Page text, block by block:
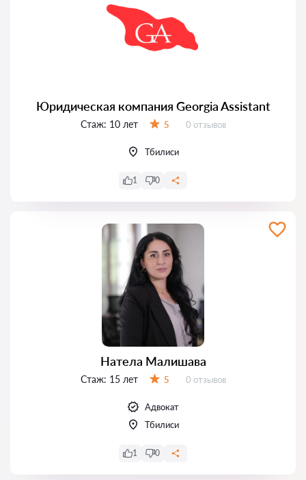
Юридическая компания Georgia Assistant
Стаж: 10 лет 5 Отзывов:
0 отзывов
Тбилиси
1 0
Натела Малишава
Стаж: 15 лет 5 Отзывов:
0 отзывов
Адвокат
Тбилиси
1 0